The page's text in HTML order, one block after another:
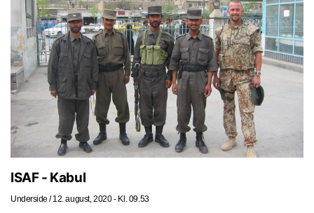
ISAF - Kabul
Underside / 12. august, 2020 - Kl. 09.53